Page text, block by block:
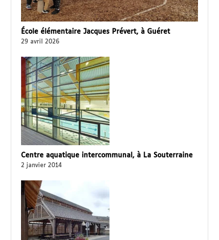
École élémentaire Jacques Prévert, à Guéret
29 avril 2026
Centre aquatique intercommunal, à La Souterraine
2 janvier 2014